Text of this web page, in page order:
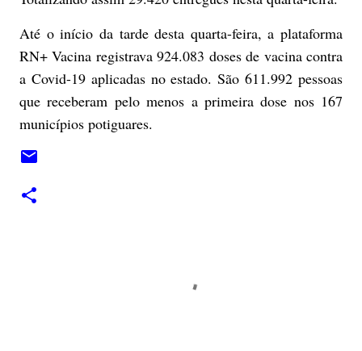
Até o início da tarde desta quarta-feira, a plataforma
RN+ Vacina registrava 924.083 doses de vacina contra
a Covid-19 aplicadas no estado. São 611.992 pessoas
que receberam pelo menos a primeira dose nos 167
municípios potiguares.